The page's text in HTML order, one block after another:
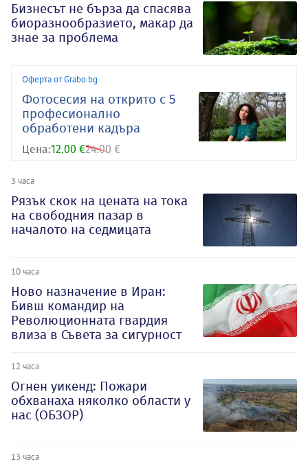
Бизнесът не бърза да спасява
биоразнообразието, макар да
знае за проблема
Оферта от Grabo.bg
Фотосесия на открито с 5
професионално
обработени кадъра
Цена:12.00 €24.00 €
3 часа
Рязък скок на цената на тока
на свободния пазар в
началото на седмицата
10 часа
Ново назначение в Иран:
Бивш командир на
Революционната гвардия
влиза в Съвета за сигурност
12 часа
Огнен уикенд: Пожари
обхванаха няколко области у
нас (ОБЗОР)
13 часа